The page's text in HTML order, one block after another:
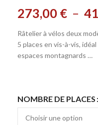
273,00 € –
Râtelier à vélos deux
5 places en vis-à-vis,
espaces montagnards …
NOMBRE DE PLACES